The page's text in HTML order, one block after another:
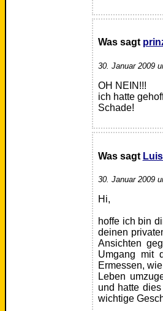
Was sagt
30. Januar 2009
OH NEIN!!!
ich hatte
Schade!
Was sagt
30. Januar 2009
Hi,
hoffe ich bin
deinen
Ansichten
Umgang mit
Ermessen,
Leben
und hatte
wichtige